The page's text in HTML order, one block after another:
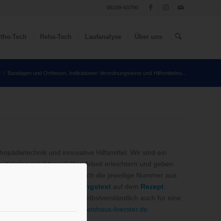
Tech Reha-Tech Laufanalyse Über uns
/ Bandagen und Orthesen, Indikationen Verordnungstexte und Hilfsmittelnu...
und innovative Hilfsmittel. Wir sind ein
möchten wir Ihre Arbeit erleichtern und geben
finden Sie hier auch die jeweilige Nummer aus
Verordnungstext auf dem Rezept
zu. Wir stehen Ihnen selbstverständlich auch für eine
50700 oderinfo@sanitaetshaus-foerster.de